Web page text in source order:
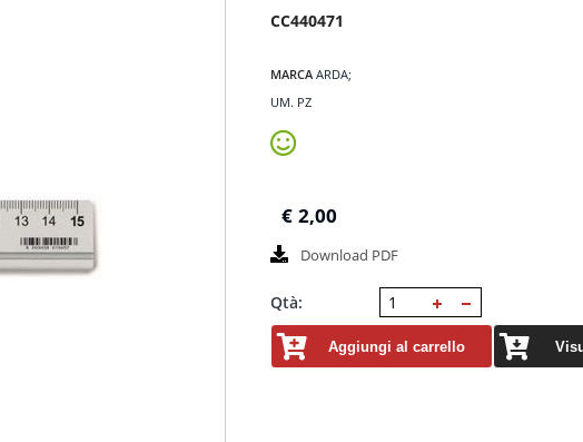
CC440471
MARCA ARDA
UM. PZ
Download PDF
€ 2,00
Qtà:
Aggiungi al carrello